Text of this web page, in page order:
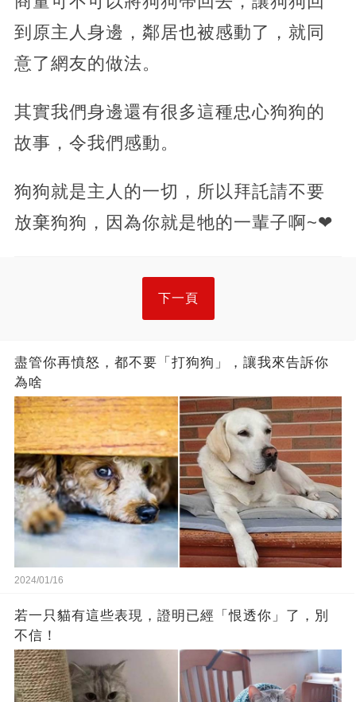
到原主人身邊，鄰居也被感動了，就同
意了網友的做法。
其實我們身邊還有很多這種忠心狗狗的
故事，令我們感動。
狗狗就是主人的一切，所以拜託請不要
放棄狗狗，因為你就是牠的一輩子啊~❤
下一頁
盡管你再憤怒，都不要「打狗狗」，讓我來告訴你
為啥
2024/01/16
若一只貓有這些表現，證明已經「恨透你」了，別
不信！